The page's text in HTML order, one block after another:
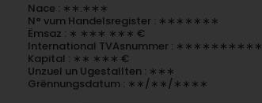
Nace : ∗∗.∗∗∗
N° vum Handelsregister : ∗∗∗∗∗∗∗
Ëmsaz : ∗ ∗∗∗ ∗∗∗ €
International TVAsnummer : ∗∗∗∗∗∗∗∗∗∗
Kapital : ∗∗ ∗∗∗ €
Unzuel un Ugestallten : ∗∗∗
Grënnungsdatum : ∗∗/∗∗/∗∗∗∗